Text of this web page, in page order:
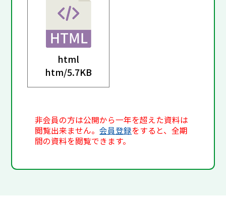
html
htm/5.7KB
非会員の方は公開から一年を超えた資料は
閲覧出来ません。会員登録をすると、全期
間の資料を閲覧できます。